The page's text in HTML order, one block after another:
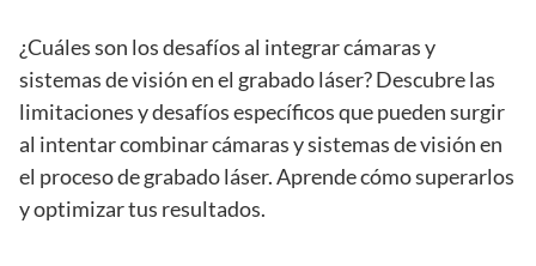
¿Cuáles son los desafíos al integrar cámaras y
sistemas de visión en el grabado láser? Descubre las
limitaciones y desafíos específicos que pueden surgir
al intentar combinar cámaras y sistemas de visión en
el proceso de grabado láser. Aprende cómo superarlos
y optimizar tus resultados.